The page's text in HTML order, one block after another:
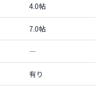
4.0帖
7.0帖
―
有り